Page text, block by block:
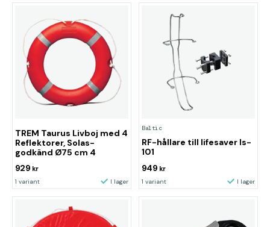
TREM Taurus Livboj med 4
Reflektorer, Solas-
godkänd Ø75 cm 4
929 kr
1 variant I lager
Baltic
RF-hållare till lifesaver ls-
101
949 kr
1 variant I lager